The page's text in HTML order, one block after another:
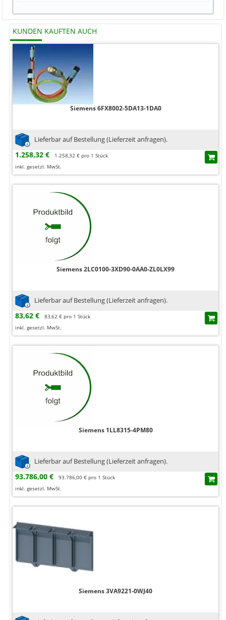
KUNDEN KAUFTEN AUCH
Siemens 6FX8002-5DA13-1DA0
Lieferbar auf Bestellung (Lieferzeit anfragen).
1.258,32 €
1.258,32 € pro 1 Stück
inkl. gesetzl. MwSt.
Siemens 2LC0100-3XD90-0AA0-ZL0LX99
Lieferbar auf Bestellung (Lieferzeit anfragen).
83,62 €
83,62 € pro 1 Stück
inkl. gesetzl. MwSt.
Siemens 1LL8315-4PM80
Lieferbar auf Bestellung (Lieferzeit anfragen).
93.786,00 €
93.786,00 € pro 1 Stück
inkl. gesetzl. MwSt.
Siemens 3VA9221-0WJ40